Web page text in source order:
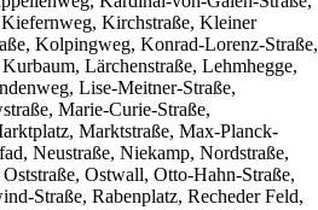
Kirchstraße, Kleiner
Kolpingweg, Konrad-Lorenz-Straße,
Lärchenstraße, Lehmhegge,
Lise-Meitner-Straße,
Marie-Curie-Straße,
Marktstraße, Max-Planck-
Neustraße, Niekamp, Nordstraße,
Ostwall, Otto-Hahn-Straße,
Straße, Rabenplatz, Recheder Feld,